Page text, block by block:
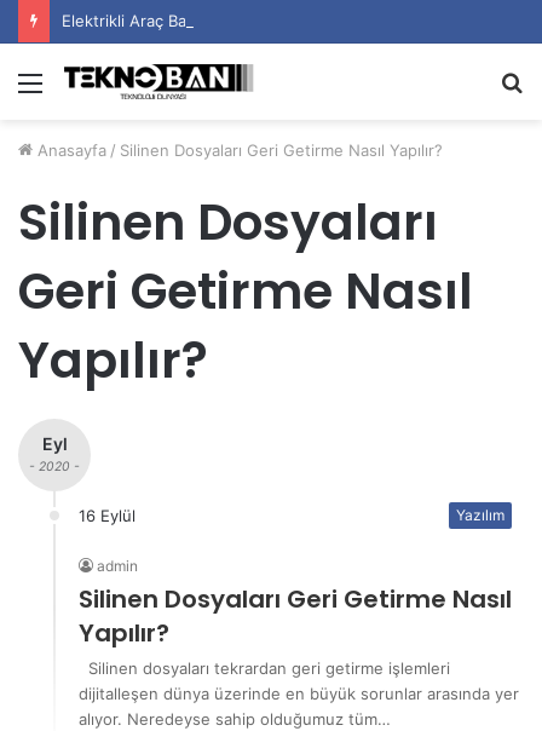
Elektrikli Araç Bataryalarının Ömrü Nasıl Uzatılır?
Menü
Anasayfa / Silinen Dosyaları Geri Getirme Nasıl Yapılır?
Silinen Dosyaları
Geri Getirme Nasıl
Yapılır?
Eyl
- 2020 -
16 Eylül Yazılım
admin
Silinen Dosyaları Geri Getirme Nasıl
Yapılır?
Silinen dosyaları tekrardan geri getirme işlemleri
dijitalleşen dünya üzerinde en büyük sorunlar arasında yer
alıyor. Neredeyse sahip olduğumuz tüm…